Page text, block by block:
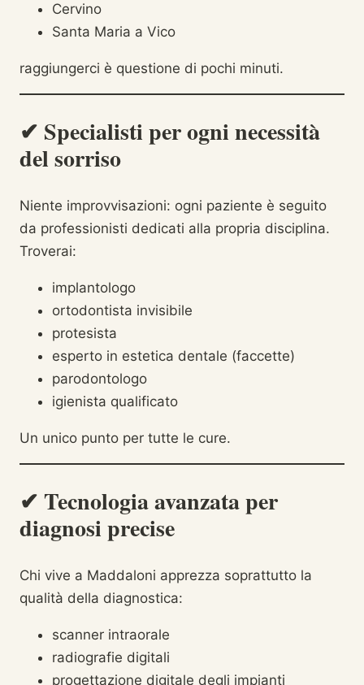
Cervino
Santa Maria a Vico
raggiungerci è questione di pochi minuti.
✔ Specialisti per ogni necessità
del sorriso
Niente improvvisazioni: ogni paziente è seguito
da professionisti dedicati alla propria disciplina.
Troverai:
implantologo
ortodontista invisibile
protesista
esperto in estetica dentale (faccette)
parodontologo
igienista qualificato
Un unico punto per tutte le cure.
✔ Tecnologia avanzata per
diagnosi precise
Chi vive a Maddaloni apprezza soprattutto la
qualità della diagnostica:
scanner intraorale
radiografie digitali
progettazione digitale degli impianti